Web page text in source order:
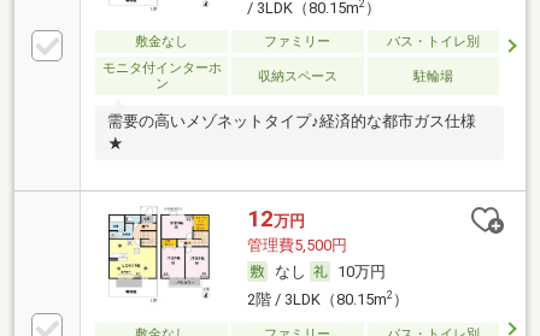
/ 3LDK（80.15m2）
敷金なし ファミリー
バス・トイレ別
モニタ付インターホ
ン
収納スペース 駐輪場
需要の高いメゾネットタイプ♪経済的な都市ガス仕様
★
12万円
管理費5,500円
なし
10万円
2階 / 3LDK（80.15m2）